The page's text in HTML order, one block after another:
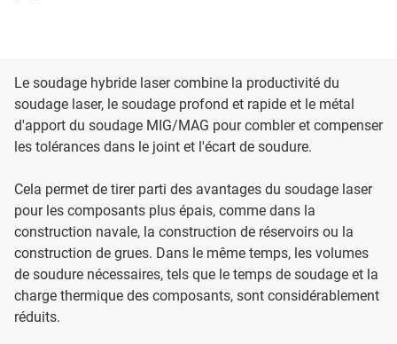
Le soudage hybride laser combine la productivité du
soudage laser, le soudage profond et rapide et le métal
d'apport du soudage MIG/MAG pour combler et compenser
les tolérances dans le joint et l'écart de soudure.
Cela permet de tirer parti des avantages du soudage laser
pour les composants plus épais, comme dans la
construction navale, la construction de réservoirs ou la
construction de grues. Dans le même temps, les volumes
de soudure nécessaires, tels que le temps de soudage et la
charge thermique des composants, sont considérablement
réduits.